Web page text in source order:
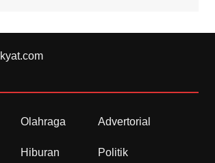
Olahraga Advertorial
Hiburan Politik